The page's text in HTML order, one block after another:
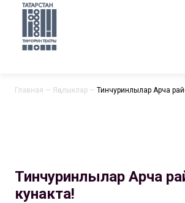
Главная — Яңалыклар — Тинчуринлылар Арча
Тинчуринлылар Арча
кунакта!